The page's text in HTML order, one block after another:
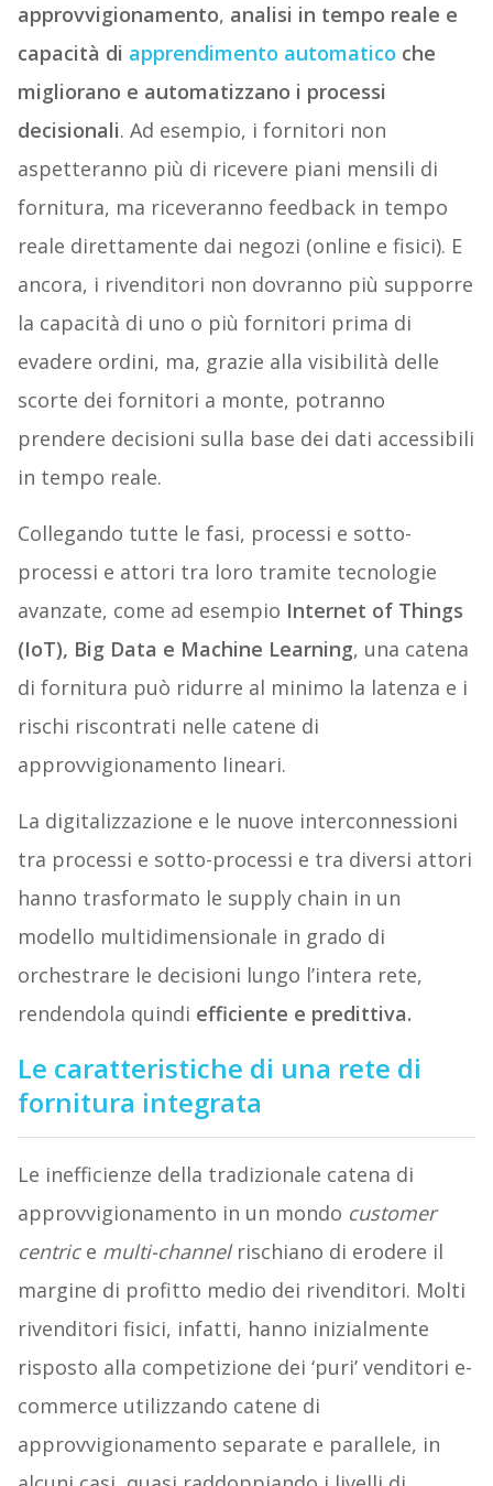
approvvigionamento, analisi in tempo reale e
capacità di apprendimento automatico che
migliorano e automatizzano i processi
decisionali. Ad esempio, i fornitori non
aspetteranno più di ricevere piani mensili di
fornitura, ma riceveranno feedback in tempo
reale direttamente dai negozi (online e fisici). E
ancora, i rivenditori non dovranno più supporre
la capacità di uno o più fornitori prima di
evadere ordini, ma, grazie alla visibilità delle
scorte dei fornitori a monte, potranno
prendere decisioni sulla base dei dati accessibili
in tempo reale.
Collegando tutte le fasi, processi e sotto-
processi e attori tra loro tramite tecnologie
avanzate, come ad esempio Internet of Things
(IoT), Big Data e Machine Learning, una catena
di fornitura può ridurre al minimo la latenza e i
rischi riscontrati nelle catene di
approvvigionamento lineari.
La digitalizzazione e le nuove interconnessioni
tra processi e sotto-processi e tra diversi attori
hanno trasformato le supply chain in un
modello multidimensionale in grado di
orchestrare le decisioni lungo l’intera rete,
rendendola quindi efficiente e predittiva.
Le caratteristiche di una rete di
fornitura integrata
Le inefficienze della tradizionale catena di
approvvigionamento in un mondo customer
centrice multi-channelrischiano di erodere il
margine di profitto medio dei rivenditori. Molti
rivenditori fisici, infatti, hanno inizialmente
risposto alla competizione dei ‘puri’ venditori e-
commerce utilizzando catene di
approvvigionamento separate e parallele, in